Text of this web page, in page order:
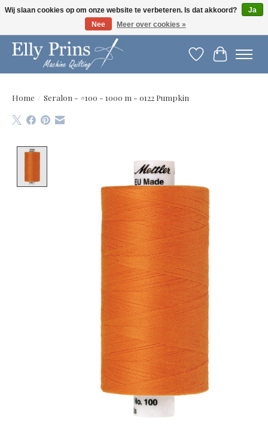
Let op: gewijzigde openingstijden!
Verlanglijst
Home / Seralon - #100 - 1000 m - 0122 Pumpkin
Wij slaan cookies op om onze website te verbeteren. Is dat akkoord?
Ja
Nee
Meer over cookies »